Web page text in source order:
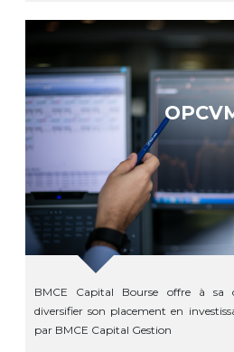
BMCE Capital Bourse offre à sa
diversifier son placement en
par BMCE Capital Gestion